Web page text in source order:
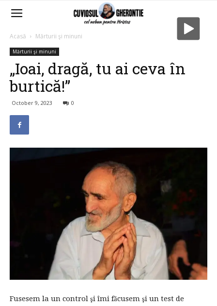
Acasă Mărturii şi minuni
Mărturii şi minuni
„Ioai, dragă, tu ai ceva în
burtică!”
October 9, 2023 0
Fusesem la un control şi îmi făcusem şi un test de